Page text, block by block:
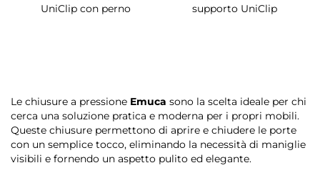
UniClip con perno
supporto UniClip
Le chiusure a pressione Emuca sono la scelta ideale per chi
cerca una soluzione pratica e moderna per i propri mobili.
Queste chiusure permettono di aprire e chiudere le porte
con un semplice tocco, eliminando la necessità di maniglie
visibili e fornendo un aspetto pulito ed elegante.